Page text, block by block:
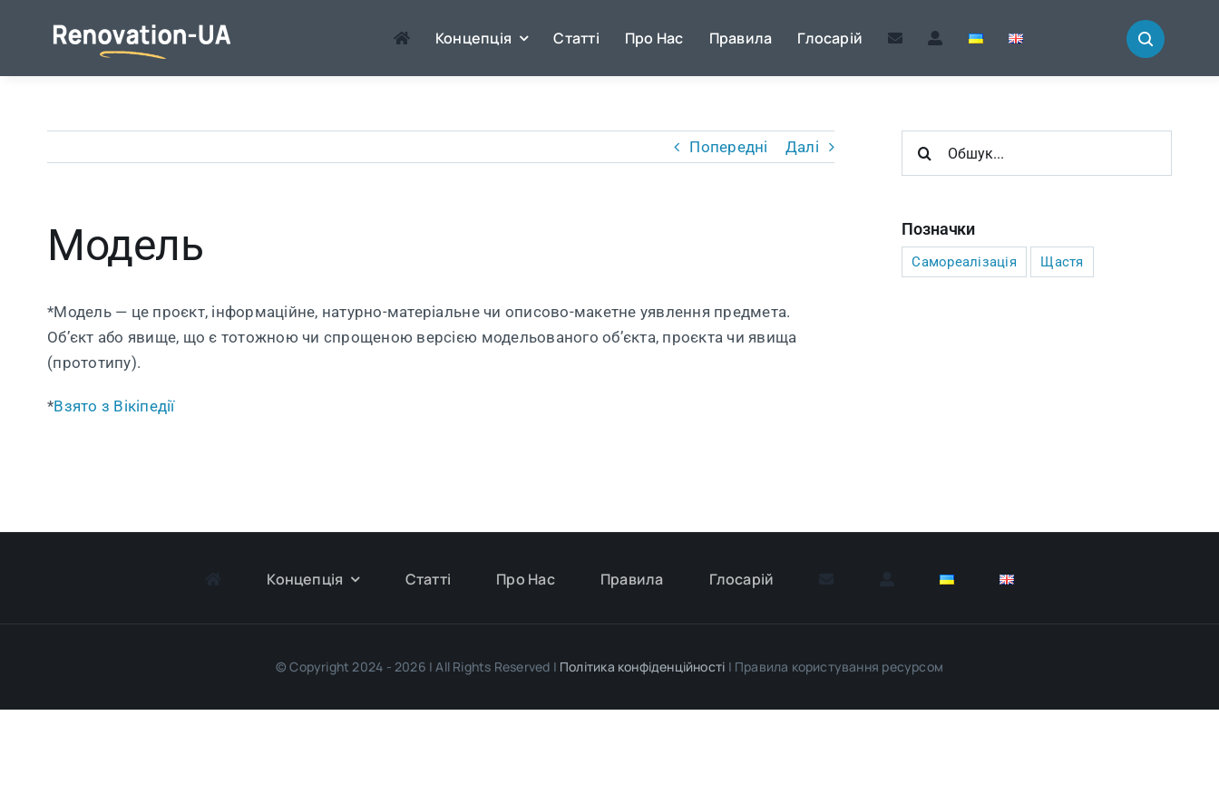
Концепція Статті Про Нас Правила Глосарій
Попередні Далі
Модель
*Модель — це проєкт, інформаційне, натурно-матеріальне чи описово-макетне уявлення предмета.
Об’єкт або явище, що є тотожною чи спрощеною версією модельованого об’єкта, проєкта чи явища
(прототипу).
*Взято з Вікіпедії
Шукайте:
Позначки
Самореалізація Щастя
Концепція Статті Про Нас Правила Глосарій
© Copyright 2024 - 2026 | All Rights Reserved | Політика конфіденційності | Правила користування ресурсом